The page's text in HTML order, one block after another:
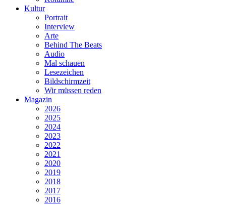
Kultur
Portrait
Interview
Arte
Behind The Beats
Audio
Mal schauen
Lesezeichen
Bildschirmzeit
Wir müssen reden
Magazin
2026
2025
2024
2023
2022
2021
2020
2019
2018
2017
2016